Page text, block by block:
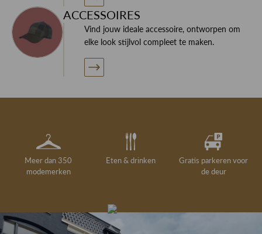
ACCESSOIRES
Vind jouw ideale accessoire, ontworpen om
elke look stijlvol compleet te maken.
Meer dan 350
modemerken
Eten & drinken
Gratis parkeren voor
de deur
drankje
Gratis retourneren in
de winkel
Deskundig
kledingadvies
winkeloppervlak